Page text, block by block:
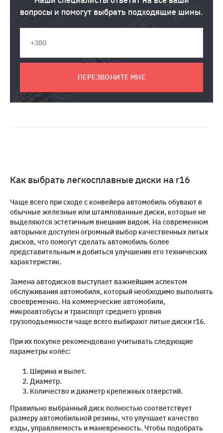
вопросы и помогут выбрать подходящие шины.
ПЕРЕЗВОНИТЕ МНЕ
Как выбрать легкосплавные диски на r16
Чаще всего при сходе с конвейера автомобиль обувают в
обычные железные или штампованные диски, которые не
выделяются эстетичным внешним видом. На современном
авторынке доступен огромный выбор качественных литых
дисков, что помогут сделать автомобиль более
представительным и добиться улучшения его технических
характеристик.
Замена автодисков выступает важнейшим аспектом
обслуживания автомобиля, который необходимо выполнять
своевременно. На коммерческие автомобили,
микроавтобусы и транспорт среднего уровня
грузоподъемности чаще всего выбирают литые диски r16.
При их покупке рекомендовано учитывать следующие
параметры колёс:
Ширина и вылет.
Диаметр.
Количество и диаметр крепежных отверстий.
Правильно выбранный диск полностью соответствует
размеру автомобильной резины, что улучшает качество
езды, управляемость и маневренность. Чтобы подобрать